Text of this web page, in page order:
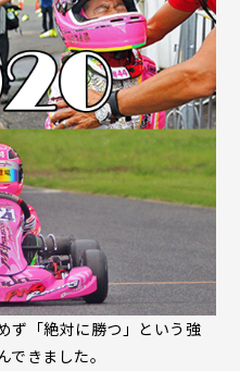
ず「絶対に勝つ」という強
きました。